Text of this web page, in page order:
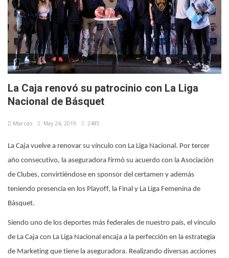
La Caja renovó su patrocinio con La Liga
Nacional de Básquet
Marcas May 24, 2019 2485
La Caja vuelve a renovar su vínculo con La Liga Nacional. Por tercer
año consecutivo, la aseguradora firmó su acuerdo con la Asociación
de Clubes, convirtiéndose en sponsor del certamen y además
teniendo presencia en los Playoff, la Final y La Liga Femenina de
Básquet.
Siendo uno de los deportes más federales de nuestro país, el vínculo
de La Caja con La Liga Nacional encaja a la perfección en la estrategia
de Marketing que tiene la aseguradora. Realizando diversas acciones